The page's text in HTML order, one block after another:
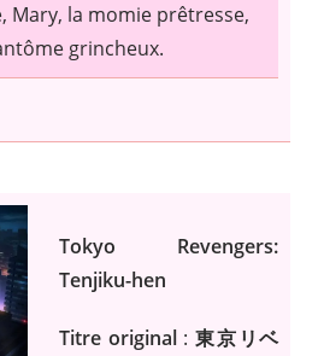
Mary, la momie prêtresse,
grincheux.
Tokyo Revengers:
Tenjiku-hen
Titre original:東京リベ